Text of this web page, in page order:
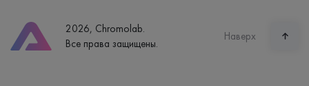
Часы работы
пн-вс: 7:30-15:00
2026, Chromolab.
Все права защищены.
Наверх